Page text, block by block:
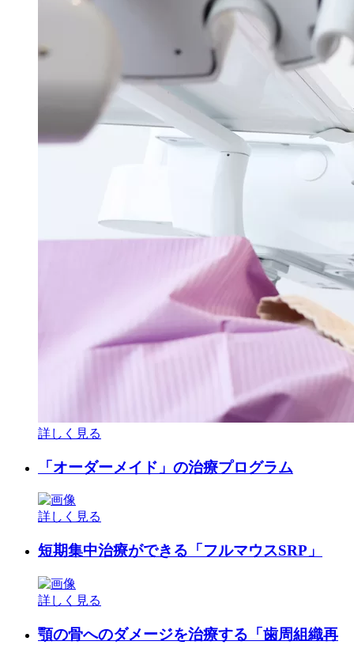
詳しく見る
「オーダーメイド」の治療プログラム
詳しく見る
短期集中治療ができる「フルマウスSRP」
詳しく見る
顎の骨へのダメージを治療する「歯周組織再